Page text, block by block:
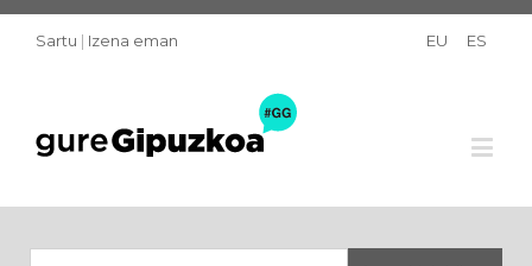
Sartu | Izena eman EU ES